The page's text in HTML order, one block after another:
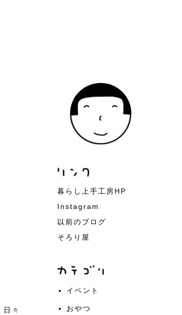
日々
暮らし上手工房HP
Instagram
以前のブログ
そろり屋
イベント
おやつ